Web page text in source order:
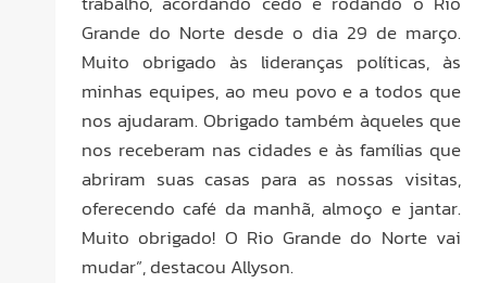
Grande do Norte desde o dia 29 de março.
Muito obrigado às lideranças políticas, às
minhas equipes, ao meu povo e a todos que
nos ajudaram. Obrigado também àqueles que
nos receberam nas cidades e às famílias que
abriram suas casas para as nossas visitas,
oferecendo café da manhã, almoço e jantar.
Muito obrigado! O Rio Grande do Norte vai
mudar”, destacou Allyson.